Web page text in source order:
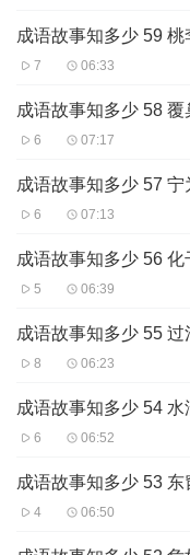
7 06:33
6 07:17
6 07:13
成语故事知多少 56
5 06:39
8 06:23
成语故事知多少 54
6 06:52
4 06:50